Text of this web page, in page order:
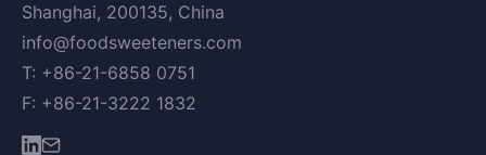
Shanghai, 200135, China
info@foodsweeteners.com
T: +86-21-6858 0751
F: +86-21-3222 1832